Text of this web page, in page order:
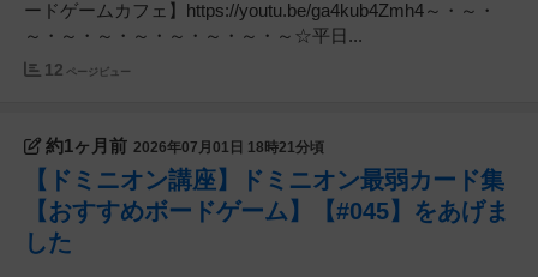
ードゲームカフェ】https://youtu.be/ga4kub4Zmh4～・～・
～・～・～・～・～・～・～・～☆平日...
12 ページビュー
約1ヶ月前 2026年07月01日 18時21分頃
【ドミニオン講座】ドミニオン最弱カード集
【おすすめボードゲーム】【#045】をあげま
した